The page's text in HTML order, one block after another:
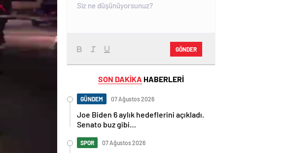
GÖNDER
SON DAKİKA HABERLERİ
GÜNDEM 07 Ağustos 2026
Joe Biden 6 aylık hedeflerini açıkladı.
Senato buz gibi…
SPOR 07 Ağustos 2026